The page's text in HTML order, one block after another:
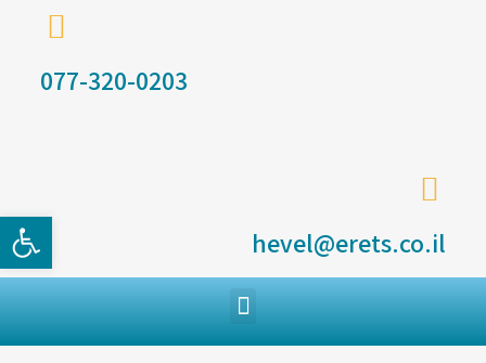
077-320-0203
hevel@erets.co.il פתח